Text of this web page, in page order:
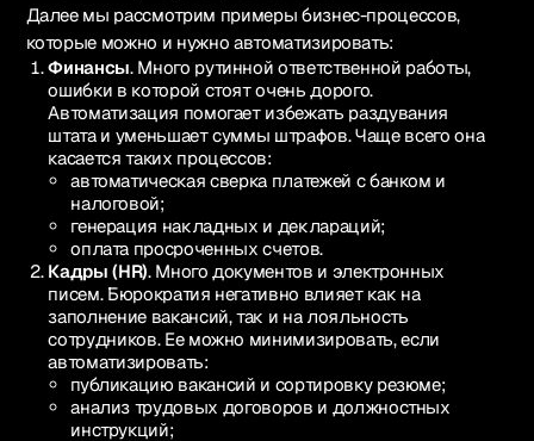
Далее мы рассмотрим примеры бизнес-процессов,
которые можно и нужно автоматизировать:
Финансы. Много рутинной ответственной работы,
ошибки в которой стоят очень дорого.
Автоматизация помогает избежать раздувания
штата и уменьшает суммы штрафов. Чаще всего она
касается таких процессов:
автоматическая сверка платежей с банком и
налоговой;
генерация накладных и деклараций;
оплата просроченных счетов.
Кадры (HR). Много документов и электронных
писем. Бюрократия негативно влияет как на
заполнение вакансий, так и на лояльность
сотрудников. Ее можно минимизировать, если
автоматизировать:
публикацию вакансий и сортировку резюме;
анализ трудовых договоров и должностных
инструкций;